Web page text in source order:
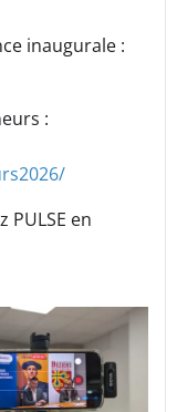
inaugurale :
:
en